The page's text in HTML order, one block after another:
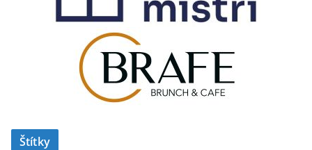
Štítky